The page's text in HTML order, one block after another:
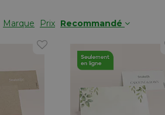
Marque Prix Recommandé